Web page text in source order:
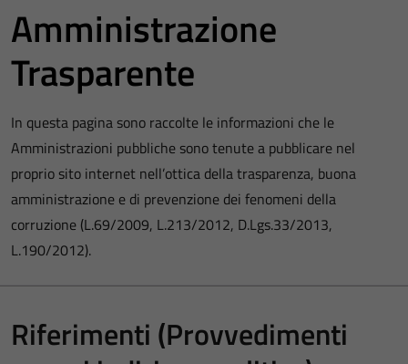
Amministrazione
Trasparente
In questa pagina sono raccolte le informazioni che le
Amministrazioni pubbliche sono tenute a pubblicare nel
proprio sito internet nell’ottica della trasparenza, buona
amministrazione e di prevenzione dei fenomeni della
corruzione (L.69/2009, L.213/2012, D.Lgs.33/2013,
L.190/2012).
Riferimenti (Provvedimenti